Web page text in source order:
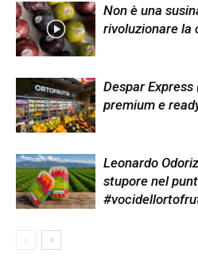
Non è una
rivoluzionare la
Despar
premium e
Leonardo
stupore nel